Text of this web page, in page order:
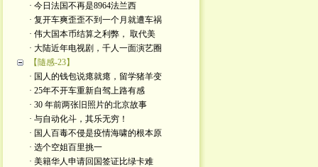
· 今日法国不再是8964法兰西
· 复开车爽歪歪不到一个月就遭车祸
· 伟大国本币结算之利弊， 取代美
· 大陆近年电视剧，千人一面演艺圈
【隨感-23】
· 国人的钱包说瘪就瘪，留学猪羊变
· 25年不开车重新自驾上路有感
· 30 年前两张旧照片的北京故事
· 与自动化斗，其乐无穷！
· 国人百毒不侵是疫情海啸的根本原
· 选个空姐百里挑一
· 美籍华人申请回国签证比绿卡难